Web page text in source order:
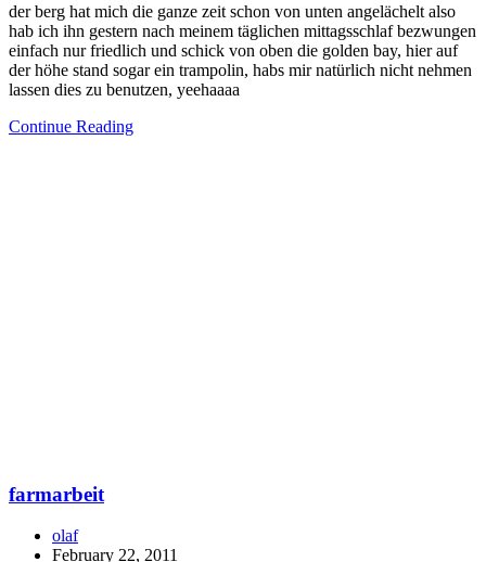
der berg hat mich die ganze zeit schon von unten angelächelt also
hab ich ihn gestern nach meinem täglichen mittagsschlaf bezwungen
einfach nur friedlich und schick von oben die golden bay, hier auf
der höhe stand sogar ein trampolin, habs mir natürlich nicht nehmen
lassen dies zu benutzen, yeehaaaa
Continue Reading
farmarbeit
olaf
February 22, 2011